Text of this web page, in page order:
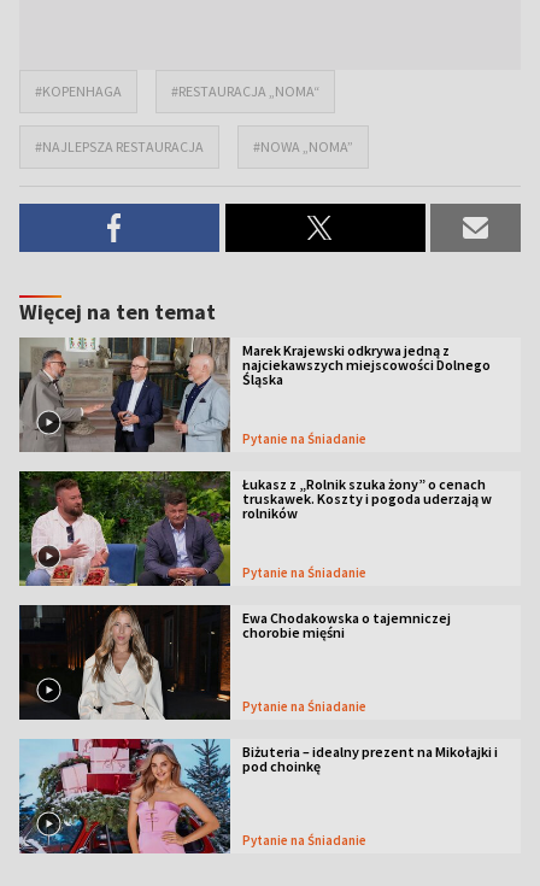
#KOPENHAGA #RESTAURACJA „NOMA“
#NAJLEPSZA RESTAURACJA #NOWA „NOMA”
Więcej na ten temat
Marek Krajewski odkrywa jedną z
najciekawszych miejscowości Dolnego
Śląska
Pytanie na Śniadanie
Łukasz z „Rolnik szuka żony” o cenach
truskawek. Koszty i pogoda uderzają w
rolników
Pytanie na Śniadanie
Ewa Chodakowska o tajemniczej
chorobie mięśni
Pytanie na Śniadanie
Biżuteria – idealny prezent na Mikołajki i
pod choinkę
Pytanie na Śniadanie